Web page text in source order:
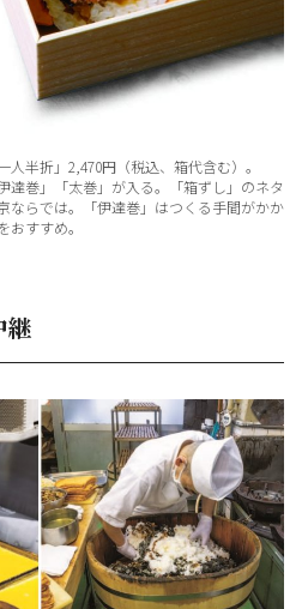
人半折」2,470円（税込、箱代含む）。
達巻」「太巻」が入る。「箱ずし」のネタ
ならでは。「伊達巻」はつくる手間がかか
すすめ。
継